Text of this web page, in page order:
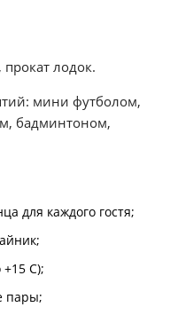
прокат лодок.
мини футболом,
бадминтоном,
для каждого гостя;
С);
пары;